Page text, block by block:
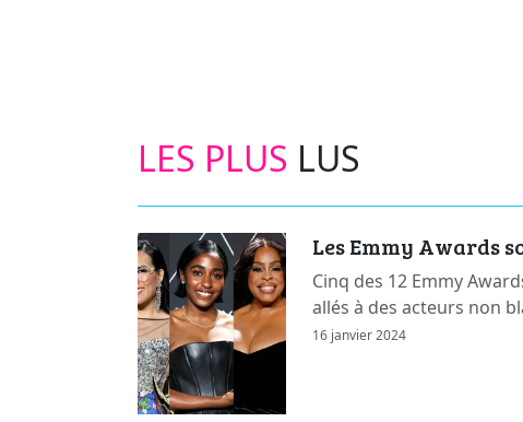
LES PLUS LUS
Les Emmy Awards
Cinq des 12 Emmy
allés à des acteurs non
16 janvier 2024